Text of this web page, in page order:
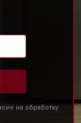
на обработку